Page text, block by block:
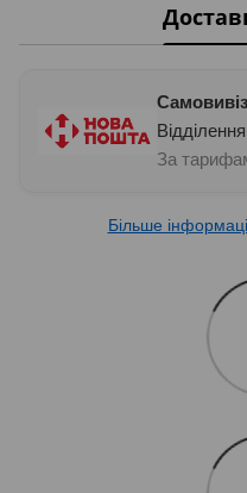
За
Більше